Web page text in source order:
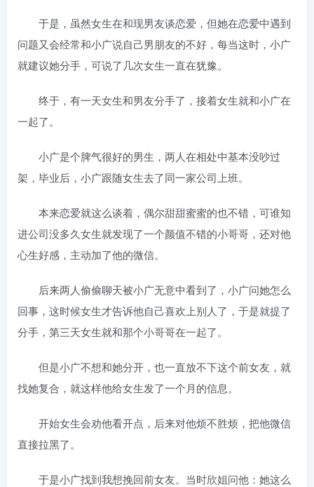
于是，虽然女生在和现男友谈恋爱，但她在恋爱中遇到
问题又会经常和小广说自己男朋友的不好，每当这时，小广
就建议她分手，可说了几次女生一直在犹豫。
终于，有一天女生和男友分手了，接着女生就和小广在
一起了。
小广是个脾气很好的男生，两人在相处中基本没吵过
架，毕业后，小广跟随女生去了同一家公司上班。
本来恋爱就这么谈着，偶尔甜甜蜜蜜的也不错，可谁知
进公司没多久女生就发现了一个颜值不错的小哥哥，还对他
心生好感，主动加了他的微信。
后来两人偷偷聊天被小广无意中看到了，小广问她怎么
回事，这时候女生才告诉他自己喜欢上别人了，于是就提了
分手，第三天女生就和那个小哥哥在一起了。
但是小广不想和她分开，也一直放不下这个前女友，就
找她复合，就这样他给女生发了一个月的信息。
开始女生会劝他看开点，后来对他烦不胜烦，把他微信
直接拉黑了。
于是小广找到我想挽回前女友。当时欣姐问他：她这么